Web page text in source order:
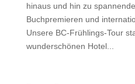
hinaus und hin zu
Buchpremieren und
Unsere BC-Frühlings-Tour
wunderschönen Hotel...